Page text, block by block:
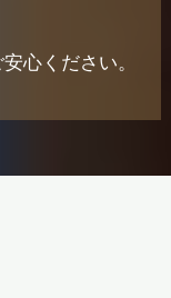
心ください。